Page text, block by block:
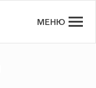
МЕНЮ